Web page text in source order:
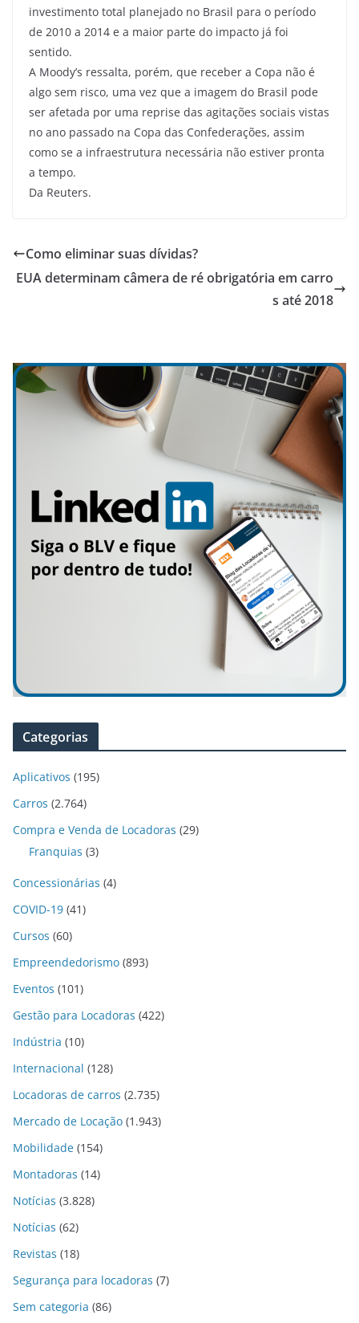
investimento total planejado no Brasil para o período
de 2010 a 2014 e a maior parte do impacto já foi
sentido.
A Moody’s ressalta, porém, que receber a Copa não é
algo sem risco, uma vez que a imagem do Brasil pode
ser afetada por uma reprise das agitações sociais vistas
no ano passado na Copa das Confederações, assim
como se a infraestrutura necessária não estiver pronta
a tempo.
Da Reuters.
Como eliminar suas dívidas?
EUA determinam câmera de ré obrigatória em carro
s até 2018
Categorias
Aplicativos (195)
Carros (2.764)
Compra e Venda de Locadoras (29)
Franquias (3)
Concessionárias (4)
COVID-19 (41)
Cursos (60)
Empreendedorismo (893)
Eventos (101)
Gestão para Locadoras (422)
Indústria (10)
Internacional (128)
Locadoras de carros (2.735)
Mercado de Locação (1.943)
Mobilidade (154)
Montadoras (14)
Notícias (3.828)
Notícias (62)
Revistas (18)
Segurança para locadoras (7)
Sem categoria (86)